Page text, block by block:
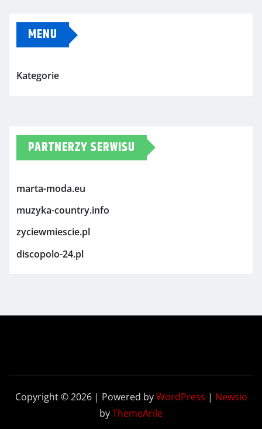
MENU
Kategorie
PARTNERZY SERWISU
marta-moda.eu
muzyka-country.info
zyciewmiescie.pl
discopolo-24.pl
Copyright © 2026 | Powered byWordPress | Newsio
byThemeArile